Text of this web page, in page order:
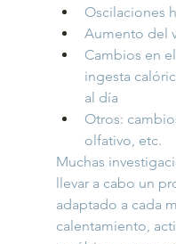
Oscilaciones
Aumento del
Cambios en
ingesta
al día
Otros:
olfativo, etc.
Muchas
llevar a cabo un
adaptado a cada
calentamiento,